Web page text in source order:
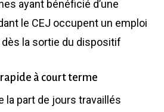
ayant bénéficié d’une
le CEJ occupent un emploi
dès la sortie du dispositif
à court terme
la part de jours travaillés